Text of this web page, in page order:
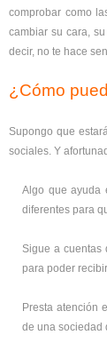
comprobar como
cambiar su cara,
decir, no te hace
¿Cómo
Supongo que
sociales. Y
Algo que ayuda
diferentes para
Sigue a
para poder
Presta atención
de una sociedad